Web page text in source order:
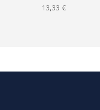
13,33 €